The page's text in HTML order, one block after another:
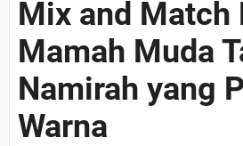
Mix and Match
Mamah Muda
Namirah yang
Warna